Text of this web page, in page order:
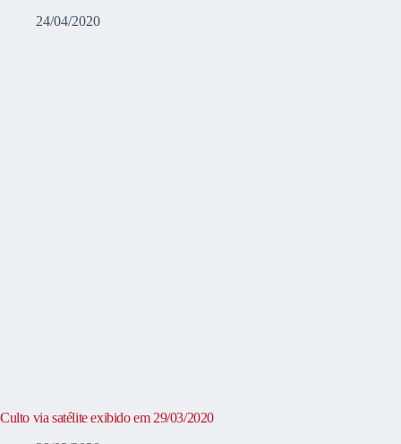
24/04/2020
Culto via satélite exibido em 29/03/2020